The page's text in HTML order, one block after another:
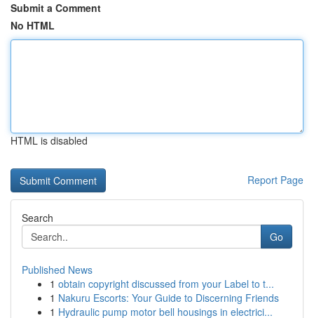
Submit a Comment
No HTML
HTML is disabled
Report Page
Search
Go
Published News
1 obtain copyright discussed from your Label to t...
1 Nakuru Escorts: Your Guide to Discerning Friends
1 Hydraulic pump motor bell housings in electrici...